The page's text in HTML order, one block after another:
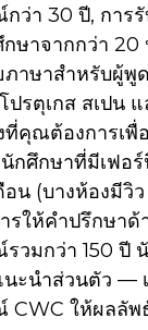
ว่า 30 ปี, การรั
ษาจากกว่า 20
ภาษาสำหรับผู้
ปรตุเกส สเปน
ที่คุณต้องการเพื่
กศึกษาที่มีเฟอร์
อน (บางห้องมีวิ
รให้คำปรึกษาด้
วมกว่า 150 ปี
ะนำส่วนตัว —
CWC ให้ผลลัพ